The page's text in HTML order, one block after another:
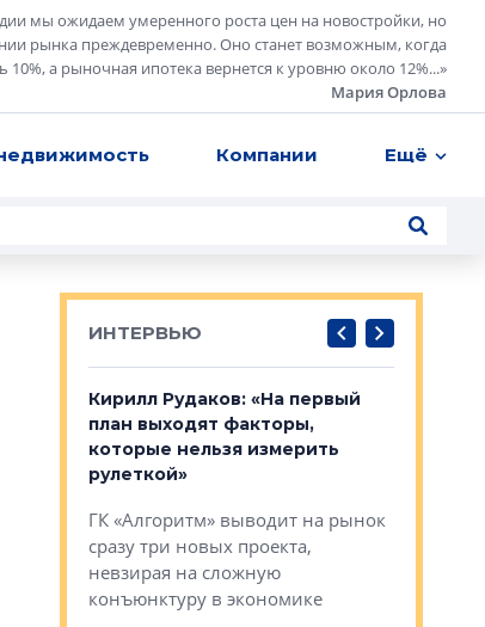
мы ожидаем умеренного роста цен на новостройки, но
рынка преждевременно. Оно станет возможным, когда
10%, а рыночная ипотека вернется к уровню около 12%...»
Мария Орлова
Компании Ещё
ИНТЕРВЬЮ
Кирилл Рудаков: «На первый
план выходят факторы,
которые нельзя измерить
рулеткой»
ГК «Алгоритм» выводит на рынок
сразу три новых проекта,
невзирая на сложную
конъюнктуру в экономике